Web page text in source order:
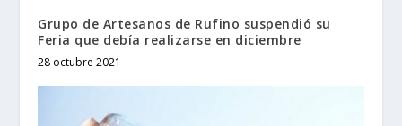
Grupo de Artesanos de Rufino suspendió su
Feria que debía realizarse en diciembre
28 octubre 2021